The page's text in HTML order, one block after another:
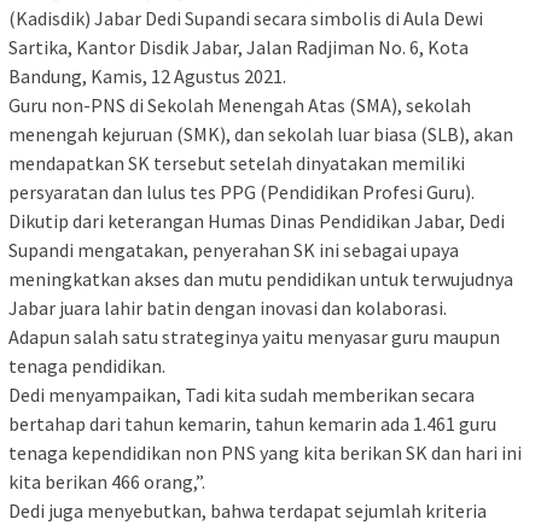
(Kadisdik) Jabar Dedi Supandi secara simbolis di Aula Dewi
Sartika, Kantor Disdik Jabar, Jalan Radjiman No. 6, Kota
Bandung, Kamis, 12 Agustus 2021.
Guru non-PNS di Sekolah Menengah Atas (SMA), sekolah
menengah kejuruan (SMK), dan sekolah luar biasa (SLB), akan
mendapatkan SK tersebut setelah dinyatakan memiliki
persyaratan dan lulus tes PPG (Pendidikan Profesi Guru).
Dikutip dari keterangan Humas Dinas Pendidikan Jabar, Dedi
Supandi mengatakan, penyerahan SK ini sebagai upaya
meningkatkan akses dan mutu pendidikan untuk terwujudnya
Jabar juara lahir batin dengan inovasi dan kolaborasi.
Adapun salah satu strateginya yaitu menyasar guru maupun
tenaga pendidikan.
Dedi menyampaikan, Tadi kita sudah memberikan secara
bertahap dari tahun kemarin, tahun kemarin ada 1.461 guru
tenaga kependidikan non PNS yang kita berikan SK dan hari ini
kita berikan 466 orang,”.
Dedi juga menyebutkan, bahwa terdapat sejumlah kriteria